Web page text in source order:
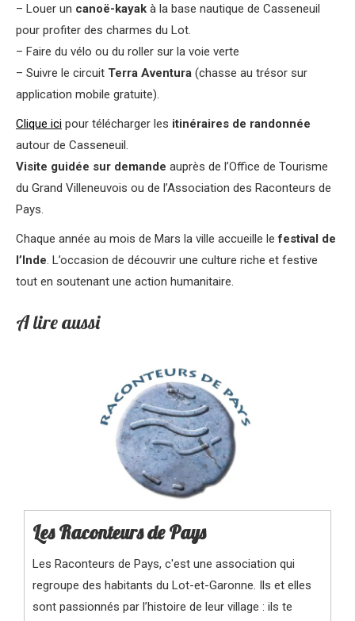
– Louer un canoë-kayak à la base nautique de Casseneuil
pour profiter des charmes du Lot.
– Faire du vélo ou du roller sur la voie verte
– Suivre le circuit Terra Aventura (chasse au trésor sur
application mobile gratuite).
Clique ici pour télécharger les itinéraires de randonnée
autour de Casseneuil.
Visite guidée sur demande auprès de l’Office de Tourisme
du Grand Villeneuvois ou de l’Association des Raconteurs de
Pays.
Chaque année au mois de Mars la ville accueille le festival de
l’Inde. L’occasion de découvrir une culture riche et festive
tout en soutenant une action humanitaire.
A lire aussi
Les Raconteurs de Pays
Les Raconteurs de Pays, c'est une association qui
regroupe des habitants du Lot-et-Garonne. Ils et elles
sont passionnés par l’histoire de leur village : ils te